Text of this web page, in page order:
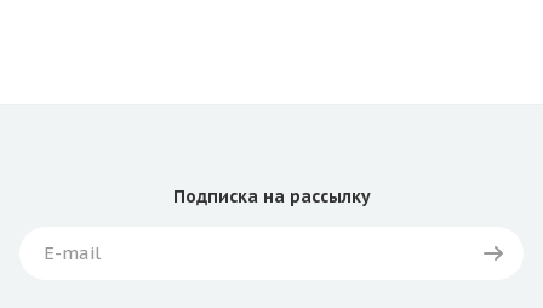
Подписка на рассылку